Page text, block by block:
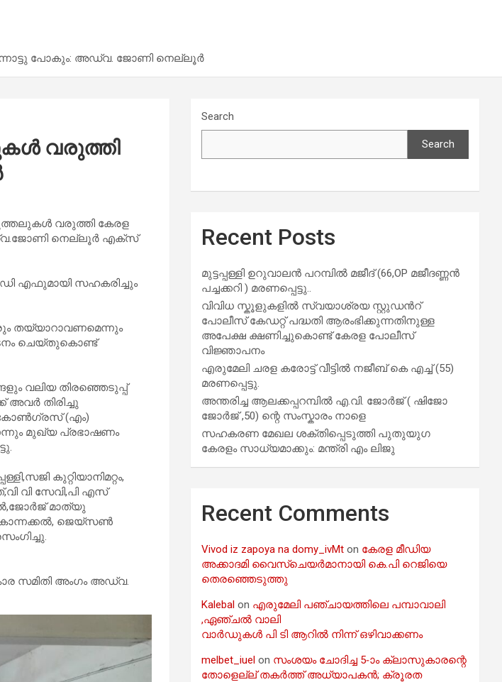
പോകും: അഡ്വ. ജോണി നെല്ലൂർ
വരുത്തി
വരുത്തി കേരള
നെല്ലൂർ എക്സ്
എഫുമായി സഹകരിച്ചും
തയ്യാറാവണമെന്നും
ചെയ്തുകൊണ്ട്
വലിയ തിരഞ്ഞെടുപ്പ്
അവർ തിരിച്ചു
കോൺഗ്രസ്‌ (എം)
മുഖ്യ പ്രഭാഷണം
കുറ്റിയാനിമറ്റം,
വി സേവി,പി എസ്
മാത്യു
കൊന്നക്കൽ, ജെയ്സൺ
സമിതി അംഗം അഡ്വ.
Search
Search
Recent Posts
മുട്ടപ്പള്ളി ഉറുവാലൻ പറമ്പിൽ മജീദ് (66,OP മജീദണ്ണൻ
പച്ചക്കറി ) മരണപ്പെട്ടു..
വിവിധ സ്കൂളുകളില്‍ സ്വയാശ്രയ സ്റ്റുഡന്‍റ്
പോലീസ് കേഡറ്റ് പദ്ധതി ആരംഭിക്കുന്നതിനുള്ള
അപേക്ഷ ക്ഷണിച്ചുകൊണ്ട് കേരള പോലീസ്
വിജ്ഞാപനം
എരുമേലി ചരള കരോട്ട് വീട്ടിൽ നജീബ് കെ എച്ച് (55)
മരണപ്പെട്ടു.
അന്തരിച്ച ആ​ല​ക്ക​പ്പ​റമ്പിൽ​ എ.​വി. ജോ​ർ​ജ് ( ഷിജോ
ജോർജ് ,50) ന്റെ സംസ്കാരം നാളെ
സഹകരണ മേഖല ശക്തിപ്പെടുത്തി പുതുയുഗ
കേരളം സാധ്യമാക്കും: മന്ത്രി എം ലിജു
Recent Comments
Vivod iz zapoya na domy_ivMt on കേരള മീഡിയ
അക്കാദമി വൈസ്ചെയർമാനായി കെ.പി റെജിയെ
തെരഞ്ഞെടുത്തു
Kalebal on എരുമേലി പഞ്ചായത്തിലെ പമ്പാവാലി
,ഏഞ്ചൽ വാലി
വാർഡുകൾ പി ടി ആറിൽ നിന്ന് ഒഴിവാക്കണം
melbet_iuel on സംശയം ചോദിച്ച 5-ാം ക്ലാസുകാരന്റെ
തോളെല്ല് തകർത്ത് അധ്യാപകൻ; ക്രൂരത